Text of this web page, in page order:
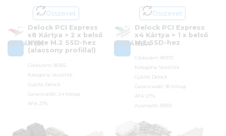
Összevet
KOSÁRBA
Delock PCI Express
x8 Kártya > 2 x belső
NVMe M.2 SSD-hez
(alacsony profillal)
Cikkszám:90305
Kategória:Vezérlők
Gyártó: Delock
Garanciaidő: 24 hónap
ÁFA: 27%
112 900Ft
Összevet
KOSÁRBA
Delock PCI Express
x4 Kártya > 1 x belső
M.2 SSD-hez
Cikkszám: 89370
Kategória: Vezérlők
Gyártó: Delock
Garanciaidő: 36 hónap
ÁFA: 27%
Azonosító: 30093
12 590